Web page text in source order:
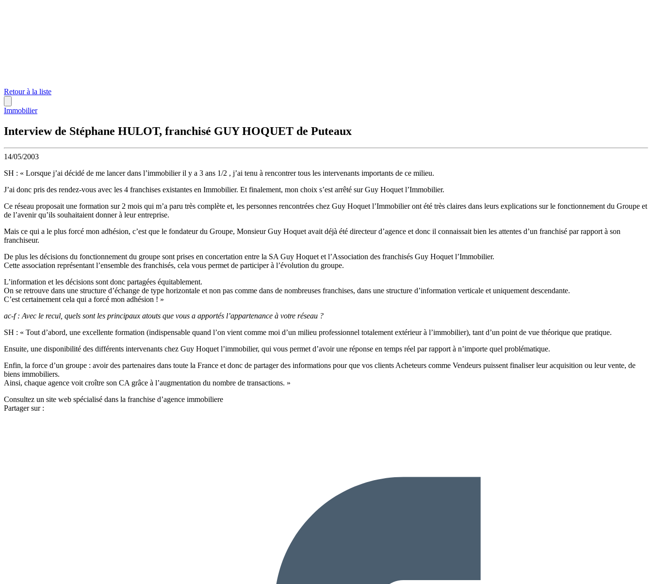
Retour à la liste
Immobilier
Interview de Stéphane HULOT, franchisé GUY HOQUET de Puteaux
14/05/2003
SH : « Lorsque j’ai décidé de me lancer dans l’immobilier il y a 3 ans 1/2 , j’ai tenu à rencontrer tous les intervenants importants de ce milieu.
J’ai donc pris des rendez-vous avec les 4 franchises existantes en Immobilier. Et finalement, mon choix s’est arrêté sur Guy Hoquet l’Immobilier.
Ce réseau proposait une formation sur 2 mois qui m’a paru très complète et, les personnes rencontrées chez Guy Hoquet l’Immobilier ont été très claires dans leurs explications sur le fonctionnement du Groupe et
de l’avenir qu’ils souhaitaient donner à leur entreprise.
Mais ce qui a le plus forcé mon adhésion, c’est que le fondateur du Groupe, Monsieur Guy Hoquet avait déjà été directeur d’agence et donc il connaissait bien les attentes d’un franchisé par rapport à son
franchiseur.
De plus les décisions du fonctionnement du groupe sont prises en concertation entre la SA Guy Hoquet et l’Association des franchisés Guy Hoquet l’Immobilier.
Cette association représentant l’ensemble des franchisés, cela vous permet de participer à l’évolution du groupe.
L’information et les décisions sont donc partagées équitablement.
On se retrouve dans une structure d’échange de type horizontale et non pas comme dans de nombreuses franchises, dans une structure d’information verticale et uniquement descendante.
C’est certainement cela qui a forcé mon adhésion ! »
ac-f : Avec le recul, quels sont les principaux atouts que vous a apportés l’appartenance à votre réseau ?
SH : « Tout d’abord, une excellente formation (indispensable quand l’on vient comme moi d’un milieu professionnel totalement extérieur à l’immobilier), tant d’un point de vue théorique que pratique.
Ensuite, une disponibilité des différents intervenants chez Guy Hoquet l’immobilier, qui vous permet d’avoir une réponse en temps réel par rapport à n’importe quel problématique.
Enfin, la force d’un groupe : avoir des partenaires dans toute la France et donc de partager des informations pour que vos clients Acheteurs comme Vendeurs puissent finaliser leur acquisition ou leur vente, de
biens immobiliers.
Ainsi, chaque agence voit croître son CA grâce à l’augmentation du nombre de transactions. »
Consultez un site web spécialisé dans la franchise d’agence immobiliere
Partager sur :